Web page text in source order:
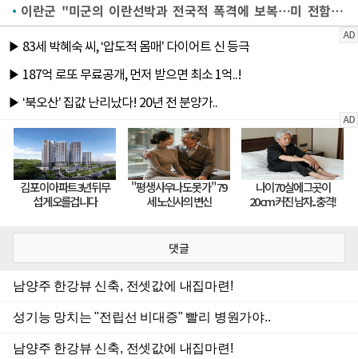
이란군 "미군의 이란선박과 전국적 폭격에 보복…미 전함들 파괴" (종합)
댓글